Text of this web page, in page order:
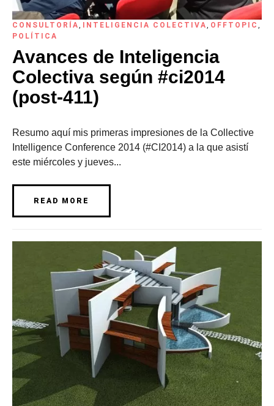
CONSULTORÍA, INTELIGENCIA COLECTIVA, OFFTOPIC ,
POLÍTICA
Avances de Inteligencia
Colectiva según #ci2014
(post-411)
Resumo aquí mis primeras impresiones de la Collective
Intelligence Conference 2014 (#CI2014) a la que asistí
este miércoles y jueves...
READ MORE